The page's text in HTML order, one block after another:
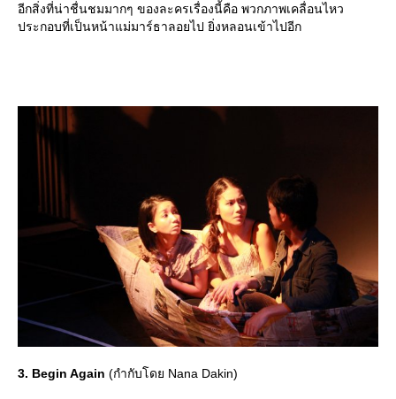
อีกสิ่งที่น่าชื่นชมมากๆ ของละครเรื่องนี้คือ พวกภาพเคลื่อนไหว
ประกอบที่เป็นหน้าแม่มาร์ธาลอยไป ยิ่งหลอนเข้าไปอีก
3. Begin Again (กำกับโดย Nana Dakin)